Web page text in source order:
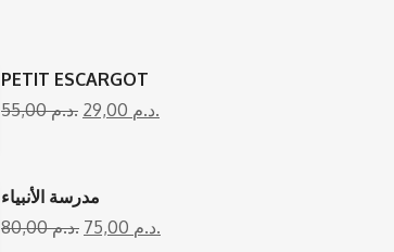
PETIT ESCARGOT
55,00
د.م. 29,00 د.م.
مدرسة الأنبياء
80,00
د.م. 75,00 د.م.